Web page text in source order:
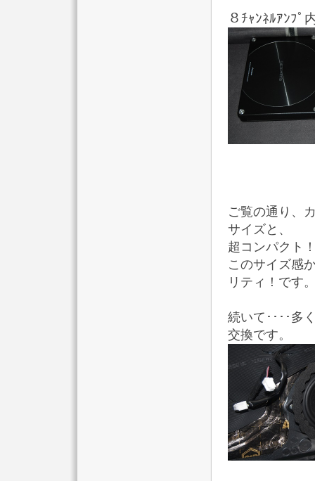
８ﾁｬﾝﾈﾙｱﾝﾌﾟ
ご覧の通り、
サイズと、
超コンパクト
このサイズ感
リティ！です
続いて････多
交換です。